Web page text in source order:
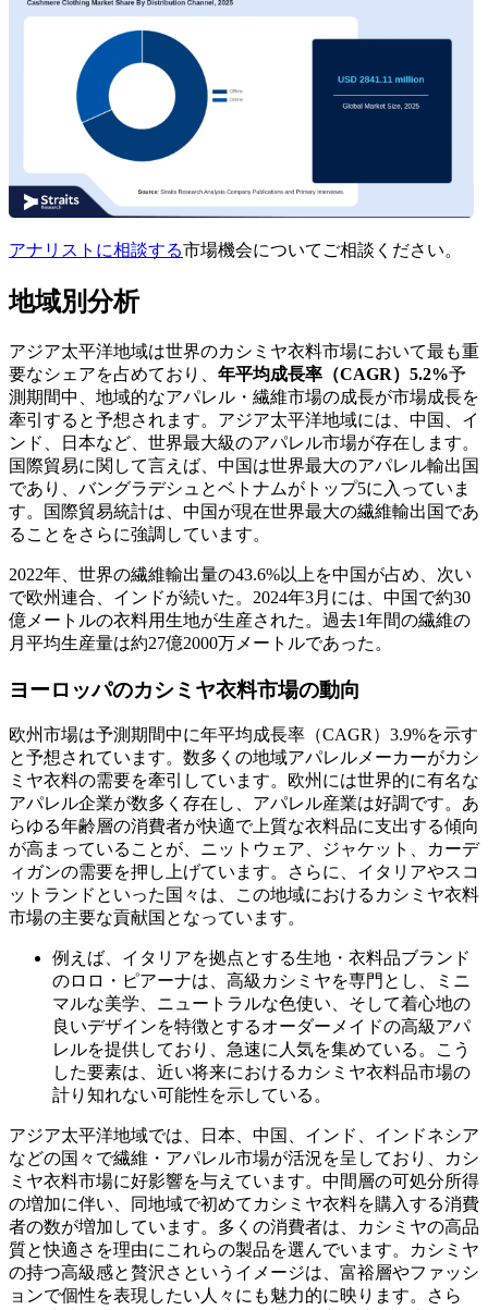
アナリストに相談する市場機会についてご相談ください。
地域別分析
アジア太平洋地域は世界のカシミヤ衣料市場において最も重
要なシェアを占めており、 年平均成長率（CAGR）5.2%予
測期間中、地域的なアパレル・繊維市場の成長が市場成長を
牽引すると予想されます。アジア太平洋地域には、中国、イ
ンド、日本など、世界最大級のアパレル市場が存在します。
国際貿易に関して言えば、中国は世界最大のアパレル輸出国
であり、バングラデシュとベトナムがトップ5に入っていま
す。国際貿易統計は、中国が現在世界最大の繊維輸出国であ
ることをさらに強調しています。
2022年、世界の繊維輸出量の43.6%以上を中国が占め、次い
で欧州連合、インドが続いた。2024年3月には、中国で約30
億メートルの衣料用生地が生産された。過去1年間の繊維の
月平均生産量は約27億2000万メートルであった。
ヨーロッパのカシミヤ衣料市場の動向
欧州市場は予測期間中に年平均成長率（CAGR）3.9%を示す
と予想されています。数多くの地域アパレルメーカーがカシ
ミヤ衣料の需要を牽引しています。欧州には世界的に有名な
アパレル企業が数多く存在し、アパレル産業は好調です。あ
らゆる年齢層の消費者が快適で上質な衣料品に支出する傾向
が高まっていることが、ニットウェア、ジャケット、カーデ
ィガンの需要を押し上げています。さらに、イタリアやスコ
ットランドといった国々は、この地域におけるカシミヤ衣料
市場の主要な貢献国となっています。
例えば、イタリアを拠点とする生地・衣料品ブランド
のロロ・ピアーナは、高級カシミヤを専門とし、ミニ
マルな美学、ニュートラルな色使い、そして着心地の
良いデザインを特徴とするオーダーメイドの高級アパ
レルを提供しており、急速に人気を集めている。こう
した要素は、近い将来におけるカシミヤ衣料品市場の
計り知れない可能性を示している。
アジア太平洋地域では、日本、中国、インド、インドネシア
などの国々で繊維・アパレル市場が活況を呈しており、カシ
ミヤ衣料市場に好影響を与えています。中間層の可処分所得
の増加に伴い、同地域で初めてカシミヤ衣料を購入する消費
者の数が増加しています。多くの消費者は、カシミヤの高品
質と快適さを理由にこれらの製品を選んでいます。カシミヤ
の持つ高級感と贅沢さというイメージは、富裕層やファッシ
ョンで個性を表現したい人々にも魅力的に映ります。さら